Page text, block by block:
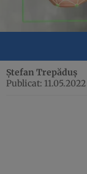
Ștefan Trepăduș
Publicat: 11.05.2022